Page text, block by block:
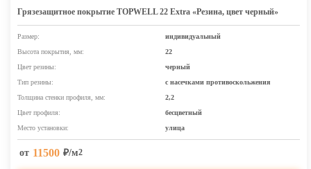
Грязезащитное покрытие TOPWELL 22 Extra «Резина, цвет черный»
Размер:
индивидуальный
Высота покрытия, мм:
22
Цвет резины:
черный
Тип резины:
с насечками противоскольжения
Толщина стенки профиля, мм:
2,2
Цвет профиля:
бесцветный
Место установки:
улица
от 11500 ₽/м2